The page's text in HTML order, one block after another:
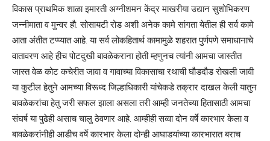
विकास प्राथमिक शाळा इमारती अग्नीशमन केंद्र माखरीया उद्यान सुशोभिकरण
जन्नीमाता व मुन्वर हौ. सोसायटी रोड अशी अनेक कामे सांगता येतील ही सर्व कामे
आता अंतीत टप्प्यात आहे. या सर्व लोकहितार्थ कामामुळे शहरात पुर्णपणे समाधानाचे
वातावरण आहे हीच पोटदुखी बावळेकराना होती म्हणुनच त्यांनी आमचा जास्तीत
जास्त वेळ कोट कचेरीत जावा व गावाच्या विकासाचा रथाची घौडदौड रोखली जावी
या कुटील हेतुने आमच्या विरूध्द जिल्हाधिकारी यांचेकडे तक्रार दाखल केली यातुन
बावळेकरांचा हेतु जरी सफल झाला असला तरी आम्ही जनतेच्या हितासाठी आमचा
संघर्ष या पुढेही असाच चालु ठेवणार आहे. आम्हीही सव्वा दोन वर्षे कारभार केला व
बावळेकरांनीही आडीच वर्षे कारभार केला दोन्ही आघाडयांच्या कारभारात बराच